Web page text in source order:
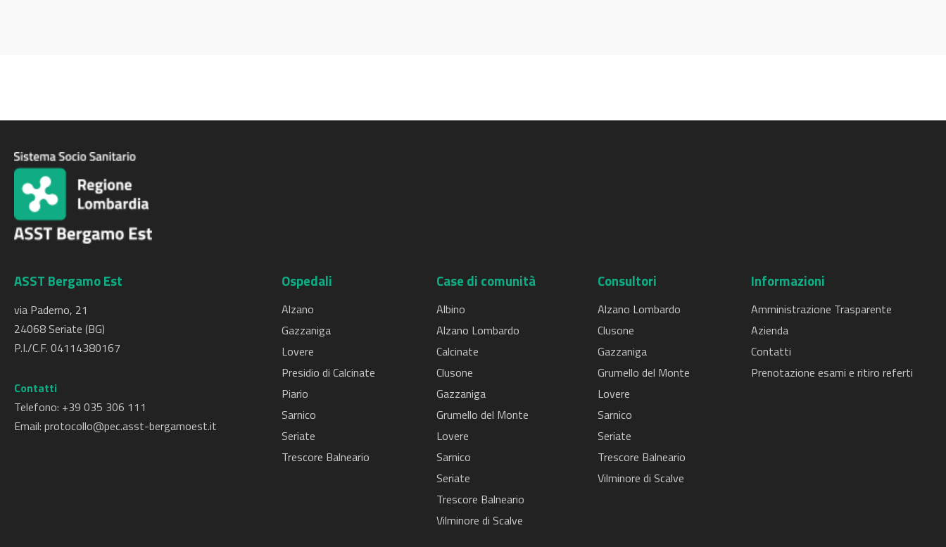
ASST Bergamo Est
via Paderno, 21
24068 Seriate (BG)
P.I./C.F. 04114380167
Contatti
Telefono: +39 035 306 111
Email: protocollo@pec.asst-bergamoest.it
Ospedali
Alzano
Gazzaniga
Lovere
Presidio di Calcinate
Piario
Sarnico
Seriate
Trescore Balneario
Case di comunità
Albino
Alzano Lombardo
Calcinate
Clusone
Gazzaniga
Grumello del Monte
Lovere
Sarnico
Seriate
Trescore Balneario
Vilminore di Scalve
Consultori
Alzano Lombardo
Clusone
Gazzaniga
Grumello del Monte
Lovere
Sarnico
Seriate
Trescore Balneario
Vilminore di Scalve
Informazioni
Amministrazione Trasparente
Azienda
Contatti
Prenotazione esami e ritiro referti